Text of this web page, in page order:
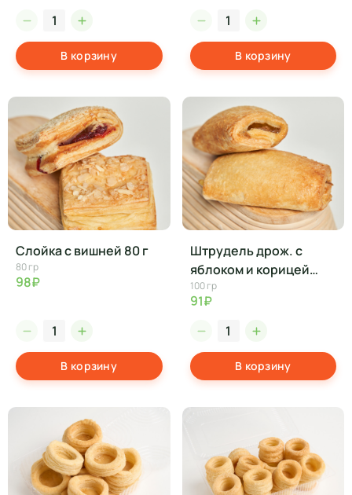
В корзину В корзину
Слойка с вишней 80 г
80 гр
98₽
В корзину
Штрудель дрож. с
яблоком и корицей
100г
100 гр
91₽
В корзину